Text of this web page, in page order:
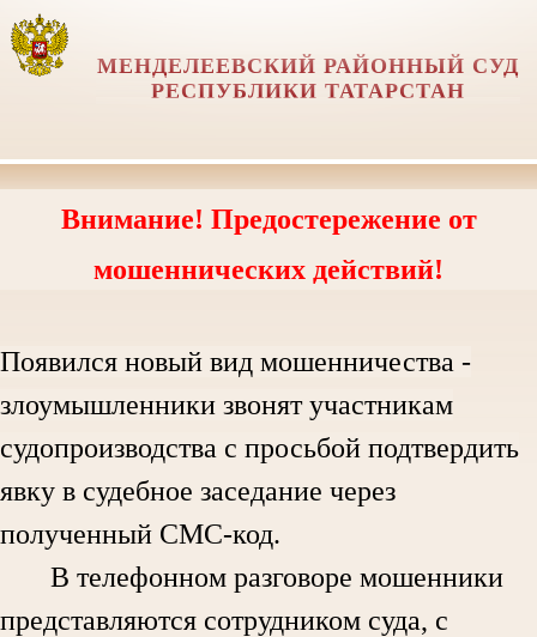
МЕНДЕЛЕЕВСКИЙ РАЙОННЫЙ СУД
РЕСПУБЛИКИ ТАТАРСТАН
Внимание! Предостережение от
мошеннических действий!
Появился новый вид мошенничества -
злоумышленники звонят участникам
судопроизводства с просьбой подтвердить
явку в судебное заседание через
полученный СМС-код.
В телефонном разговоре мошенники
представляются сотрудником суда, с